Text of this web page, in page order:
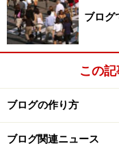
形式)フォルダ」メ
ZIP形式のファイルが
Windows上で圧
（WindowsXPの例）
サーバにログ
ブログ
この
ブログの作り方
ブログ関連ニュース